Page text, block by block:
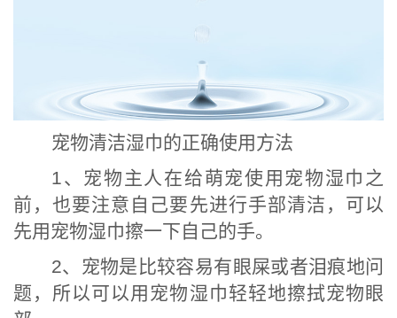
宠物清洁湿巾的正确使用方法
1、宠物主人在给萌宠使用宠物湿巾之
前，也要注意自己要先进行手部清洁，可以
先用宠物湿巾擦一下自己的手。
2、宠物是比较容易有眼屎或者泪痕地问
题，所以可以用宠物湿巾轻轻地擦拭宠物眼